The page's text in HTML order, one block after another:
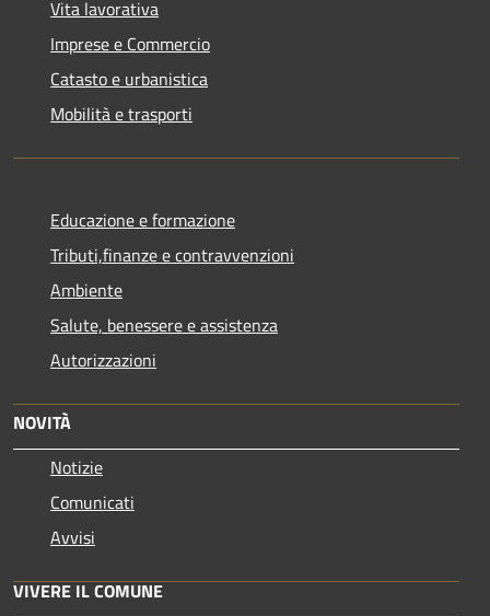
Vita lavorativa
Imprese e Commercio
Catasto e urbanistica
Mobilità e trasporti
Educazione e formazione
Tributi,finanze e contravvenzioni
Ambiente
Salute, benessere e assistenza
Autorizzazioni
NOVITÀ
Notizie
Comunicati
Avvisi
VIVERE IL COMUNE